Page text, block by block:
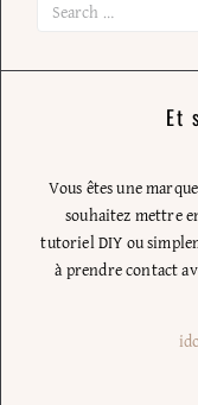
Et
Vous êtes une
souhaitez mettre
tutoriel DIY ou
à prendre contact